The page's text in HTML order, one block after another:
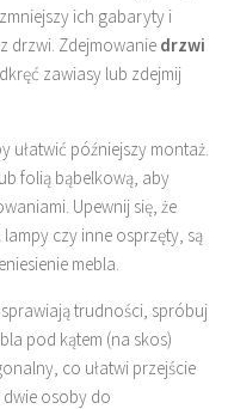
zmniejszy ich gabaryty i
drzwi. Zdejmowanie drzwi
zawiasy lub zdejmij
ułatwić późniejszy montaż.
folią bąbelkową, aby
Upewnij się, że
czy inne osprzęty, są
mebla.
trudności, spróbuj
pod kątem (na skos)
co ułatwi przejście
osoby do